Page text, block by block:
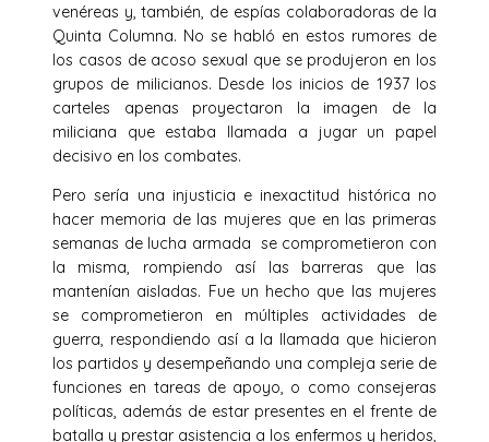
venéreas y, también, de espías colaboradoras de la
Quinta Columna. No se habló en estos rumores de
los casos de acoso sexual que se produjeron en los
grupos de milicianos. Desde los inicios de 1937 los
carteles apenas proyectaron la imagen de la
miliciana que estaba llamada a jugar un papel
decisivo en los combates.
Pero sería una injusticia e inexactitud histórica no
hacer memoria de las mujeres que en las primeras
semanas de lucha armada se comprometieron con
la misma, rompiendo así las barreras que las
mantenían aisladas. Fue un hecho que las mujeres
se comprometieron en múltiples actividades de
guerra, respondiendo así a la llamada que hicieron
los partidos y desempeñando una compleja serie de
funciones en tareas de apoyo, o como consejeras
políticas, además de estar presentes en el frente de
batalla y prestar asistencia a los enfermos y heridos,